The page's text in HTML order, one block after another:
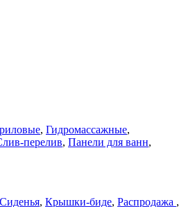
, Гидромассажные,
перелив, Панели для ванн,
Сиденья, Крышки-биде, Распродажа ,